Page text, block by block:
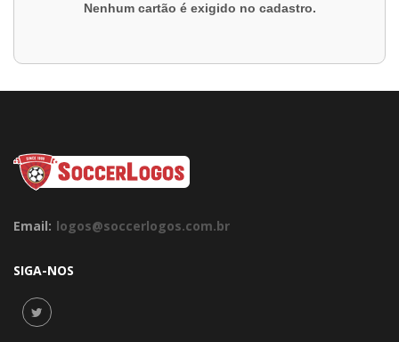
Nenhum cartão é exigido no cadastro.
Email: logos@soccerlogos.com.br
SIGA-NOS